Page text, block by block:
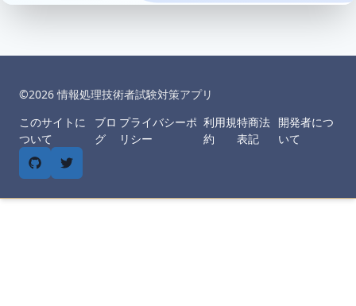
©︎2026情報処理技術者試験対策アプリ
このサイトに
ついて
ブロ
グ
プライバシーポ
リシー
利用規
約
特商法
表記
開発者につ
いて